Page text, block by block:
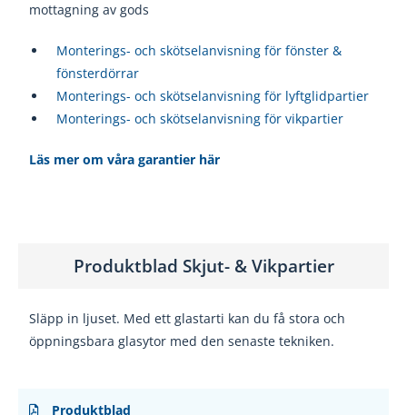
mottagning av gods
Monterings- och skötselanvisning för fönster &
fönsterdörrar
Monterings- och skötselanvisning för lyftglidpartier
Monterings- och skötselanvisning för vikpartier
Läs mer om våra garantier här
Produktblad Skjut- & Vikpartier
Släpp in ljuset. Med ett glastarti kan du få stora och
öppningsbara glasytor med den senaste tekniken.
Produktblad